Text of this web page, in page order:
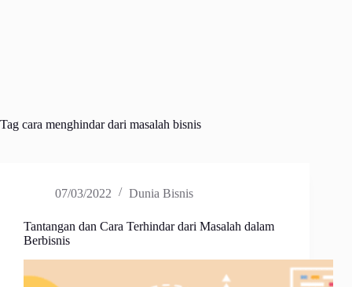
Tag cara menghindar dari masalah bisnis
07/03/2022 Dunia Bisnis
Tantangan dan Cara Terhindar dari Masalah dalam
Berbisnis